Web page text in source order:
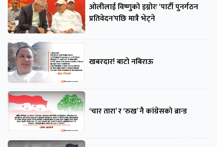
ओलीलाई विष्णुको इग्नोरः ‘पार्टी पुनर्गठन
प्रतिवेदन’पछि मात्रै भेट्ने
खबरदार! बाटो नबिराऊ
‘चार तारा’ र ‘रुख’ नै कांग्रेसको ब्रान्ड